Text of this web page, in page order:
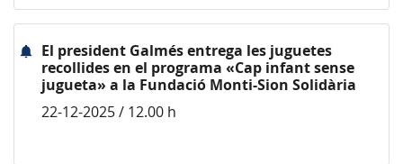
El president Galmés entrega les juguetes
recollides en el programa «Cap infant sense
jugueta» a la Fundació Monti-Sion Solidària
22-12-2025 / 12.00 h